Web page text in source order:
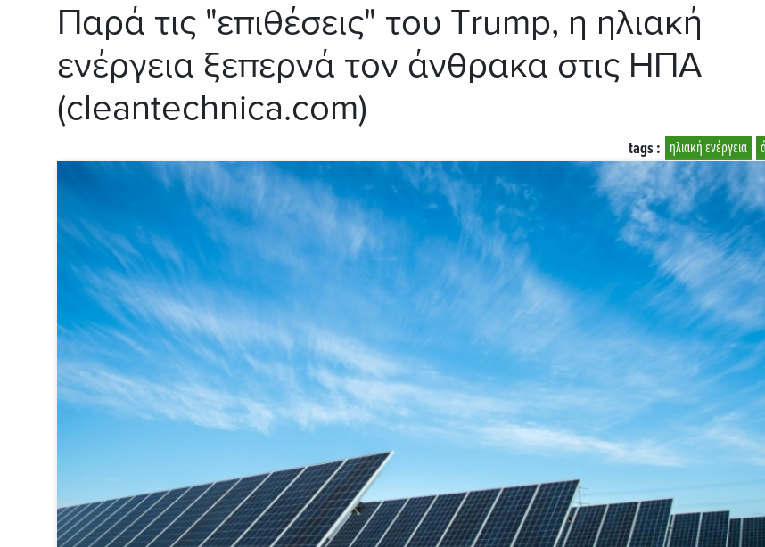
Παρά τις "επιθέσεις" του Τrump, η ηλιακή
ενέργεια ξεπερνά τον άνθρακα στις ΗΠΑ
(cleantechnica.com)
ηλιακή ενέργεια
tags :